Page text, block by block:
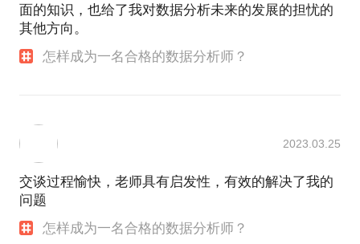
面的知识，也给了我对数据分析未来的发展的担忧的
其他方向。
怎样成为一名合格的数据分析师？
2023.03.25
交谈过程愉快，老师具有启发性，有效的解决了我的
问题
怎样成为一名合格的数据分析师？